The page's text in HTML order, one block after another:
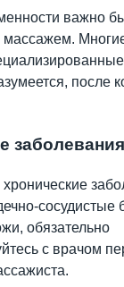
важно
после
заболевания
хронические
сосудистые
обязательно
с врачом